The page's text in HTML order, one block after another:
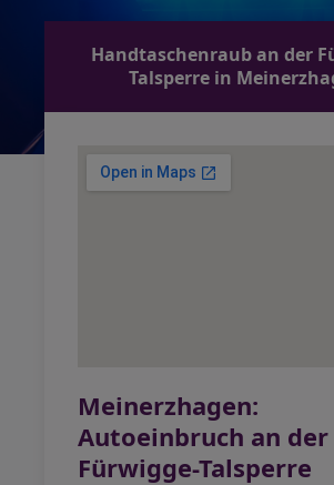
Handtaschenraub an der
Talsperre in
Meinerzhagen:
Autoeinbruch an der
Fürwigge-Talsperre